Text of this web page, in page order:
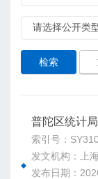
检索
普陀区统计
索引号：
发文机构：上
发布日期：